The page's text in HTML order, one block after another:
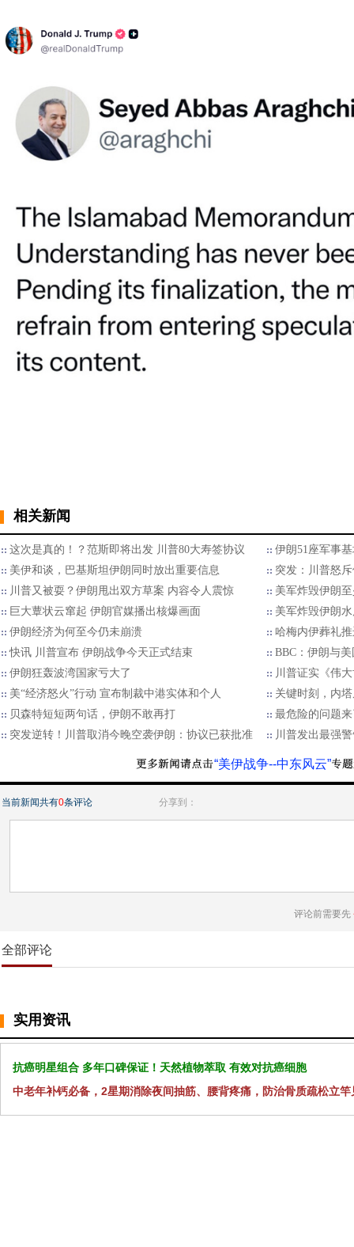
相关新闻
这次是真的！？范斯即将出发 川普80大寿签协议
伊朗51座军事
美伊和谈，巴基斯坦伊朗同时放出重要信息
突发：川普怒
川普又被耍？伊朗甩出双方草案 内容令人震惊
美军炸毁伊朗
巨大蕈状云窜起 伊朗官媒播出核爆画面
美军炸毁伊朗
伊朗经济为何至今仍未崩溃
哈梅内伊葬礼
快讯 川普宣布 伊朗战争今天正式结束
BBC：伊朗与
伊朗狂轰波湾国家亏大了
川普证实《伟
美“经济怒火”行动 宣布制裁中港实体和个人
关键时刻，内
贝森特短短两句话，伊朗不敢再打
最危险的问题
突发逆转！川普取消今晚空袭伊朗：协议已获批准
川普发出最强
“美伊战争--中东风云”
当前新闻共有0条评论 分享到：
评论前需要先
全部评论
实用资讯
抗癌明星组合 多年口碑保证！天然植物萃取 有效对抗癌细胞
中老年补钙必备，2星期消除夜间抽筋、腰背疼痛，防治骨质疏松立竿